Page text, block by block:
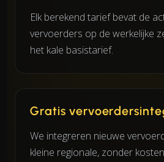
Elk berekend tarief bevat de
vervoerders op de werkelijke
het kale basistarief.
Gratis
We integreren nieuwe
kleine regionale, zonder